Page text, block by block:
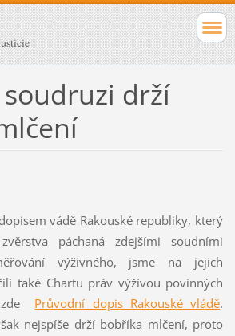
drží
vádě Rakouské republiky, který
páchaná zdejšími soudními
výživného, jsme na jejich
také Chartu práv výživou povinných
zde Průvodní dopis Rakouské vládě.
nejspíše drží bobříka mlčení, proto